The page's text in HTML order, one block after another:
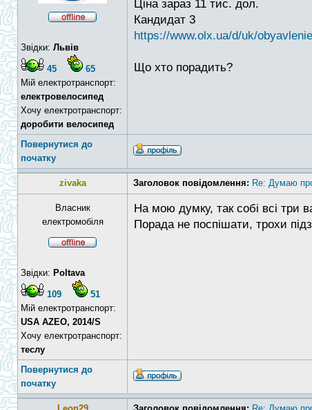
Звідки: Львів
45
65
Мій електротранспорт:
електровелосипед
Хочу електротранспорт:
доробити велосипед
Ціна зараз 11 тис. дол.
Кандидат 3
https://www.olx.ua/d/uk/
Що хто порадить?
Повернутися до
початку
zivaka Заголовок повідомлення: Re: Думаю
Власник
електромобіля
Звідки: Poltava
109
51
Мій електротранспорт:
USA AZEO, 2014/S
Хочу електротранспорт:
теслу
На мою думку, так собі всі три
Порада не поспішати, трохи
Повернутися до
початку